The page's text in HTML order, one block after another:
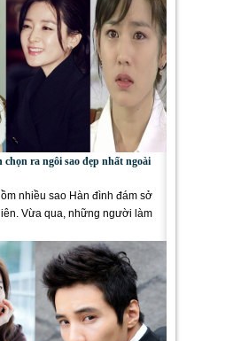
ra ngôi sao đẹp nhất ngoài
nhiều sao Hàn đình đám sở
Vừa qua, những người làm